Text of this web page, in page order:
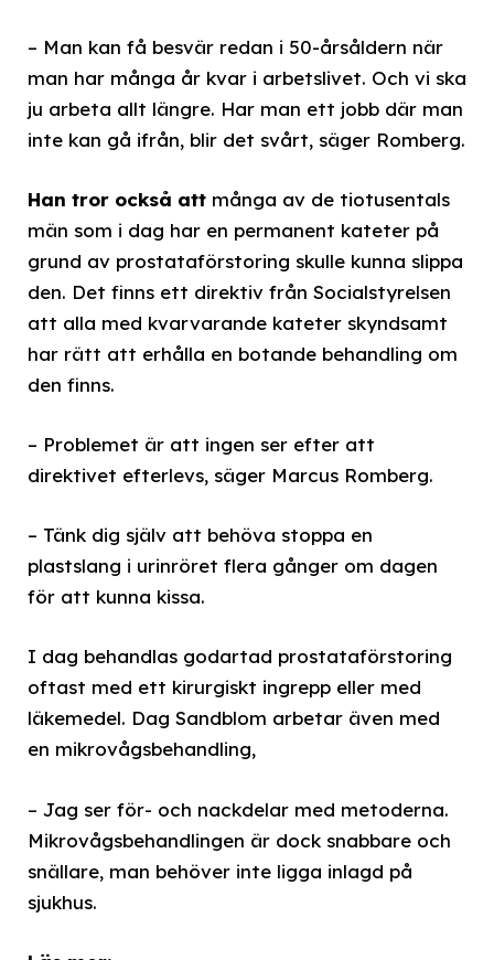
– Man kan få besvär redan i 50-årsåldern när
man har många år kvar i arbetslivet. Och vi ska
ju arbeta allt längre. Har man ett jobb där man
inte kan gå ifrån, blir det svårt, säger Romberg.
Han tror också att många av de tiotusentals
män som i dag har en permanent kateter på
grund av prostataförstoring skulle kunna slippa
den. Det finns ett direktiv från Socialstyrelsen
att alla med kvarvarande kateter skyndsamt
har rätt att erhålla en botande behandling om
den finns.
– Problemet är att ingen ser efter att
direktivet efterlevs, säger Marcus Romberg.
– Tänk dig själv att behöva stoppa en
plastslang i urinröret flera gånger om dagen
för att kunna kissa.
I dag behandlas godartad prostataförstoring
oftast med ett kirurgiskt ingrepp eller med
läkemedel. Dag Sandblom arbetar även med
en mikrovågsbehandling,
– Jag ser för- och nackdelar med metoderna.
Mikrovågsbehandlingen är dock snabbare och
snällare, man behöver inte ligga inlagd på
sjukhus.